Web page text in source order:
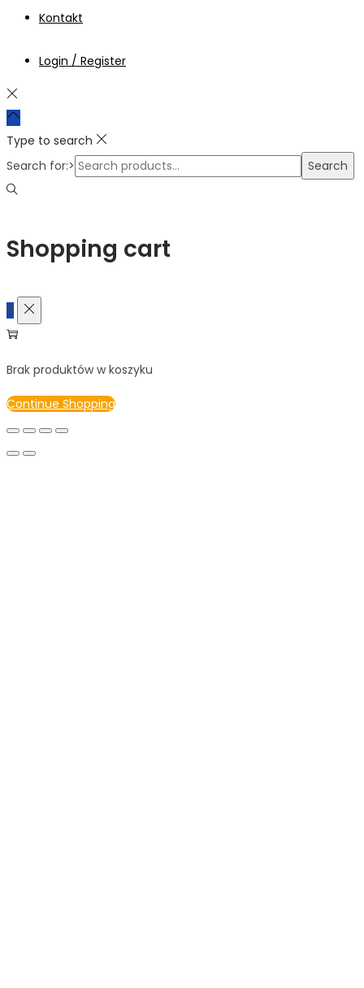
Kontakt
Login / Register
Type to search
Search for:>
Search
Shopping cart
0
Brak produktów w koszyku
Continue Shopping